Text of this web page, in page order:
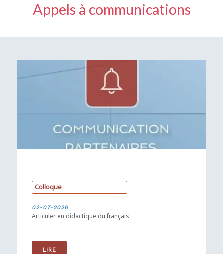
Appels à communications
Colloque
02-07-2026
Articuler en didactique du français
LIRE